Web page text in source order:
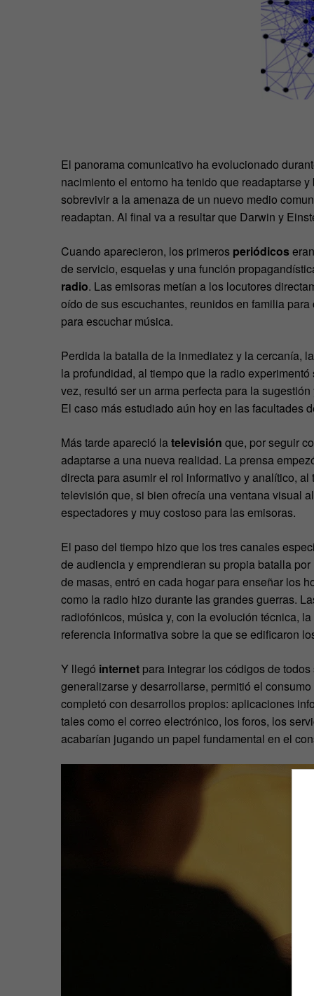
El panorama comunicativo ha evolucionado
nacimiento el entorno ha tenido que readaptarse
sobrevivir a la amenaza de un nuevo medio
readaptan. Al final va a resultar que Darwin y
Cuando aparecieron, los primeros periódicos
de servicio, esquelas y una función
radio. Las emisoras metían a los locutores
oído de sus escuchantes, reunidos en familia
para escuchar música.
Perdida la batalla de la inmediatez y la cercanía,
la profundidad, al tiempo que la radio
vez, resultó ser un arma perfecta para la
El caso más estudiado aún hoy en las facultades
Más tarde apareció la televisión que, por seguir
adaptarse a una nueva realidad. La prensa
directa para asumir el rol informativo y analítico,
televisión que, si bien ofrecía una ventana visual
espectadores y muy costoso para las emisoras.
El paso del tiempo hizo que los tres canales
de audiencia y emprendieran su propia batalla
de masas, entró en cada hogar para enseñar los
como la radio hizo durante las grandes guerras.
radiofónicos, música y, con la evolución técnica,
referencia informativa sobre la que se edificaron
Y llegó internet para integrar los códigos de
generalizarse y desarrollarse, permitió el
completó con desarrollos propios: aplicaciones
tales como el correo electrónico, los foros, los
acabarían jugando un papel fundamental en el